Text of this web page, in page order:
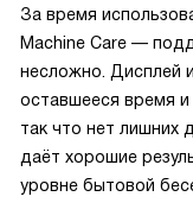
За время
Machine Care —
несложно. Дисплей
оставшееся время и
так что нет лишних
даёт хорошие
уровне бытовой